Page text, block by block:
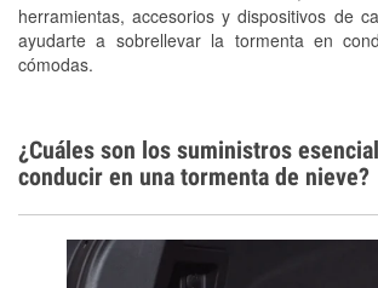
herramientas, accesorios y dispositivos de
ayudarte a sobrellevar la tormenta en
cómodas.
¿Cuáles son los suministros
conducir en una tormenta de nieve?